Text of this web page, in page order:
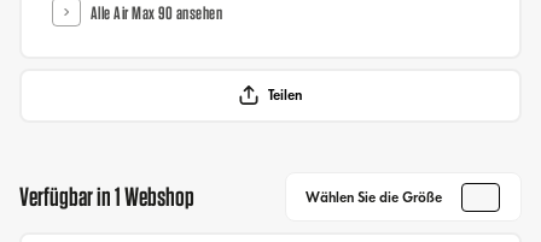
Alle Air Max 90 ansehen
Teilen
Verfügbar in 1 Webshop Wählen Sie die Größe